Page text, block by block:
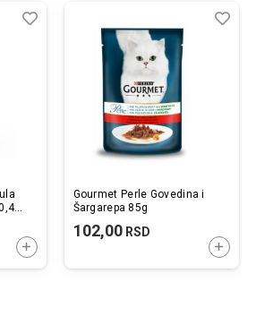
DODAJTE U KORPU
Dodaj
Uporedi
Gourmet Perle Govedina i
Šargarepa 85g
102,00RSD